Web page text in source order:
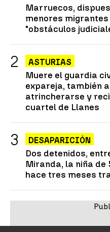
Marruecos,
menores
"obstáculos
ASTURIAS
Muere el guardia
expareja, también
atrincherarse y
cuartel de Llanes
DESAPARICIÓN
Dos detenidos,
Miranda, la niña
hace tres meses